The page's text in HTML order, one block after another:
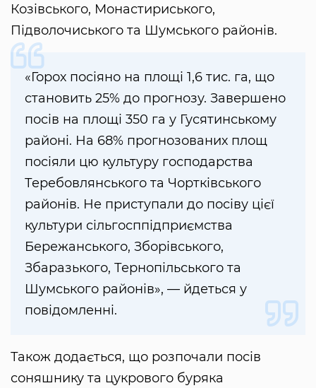
Козівського, Монастириського,
Підволочиського та Шумського районів.
«Горох посіяно на площі 1,6 тис. га, що
становить 25% до прогнозу. Завершено
посів на площі 350 га у Гусятинському
районі. На 68% прогнозованих площ
посіяли цю культуру господарства
Теребовлянського та Чортківського
районів. Не приступали до посіву цієї
культури сільгосппідприємства
Бережанського, Зборівського,
Збаразького, Тернопільського та
Шумського районів», — йдеться у
повідомленні.
Також додається, що розпочали посів
соняшнику та цукрового буряка